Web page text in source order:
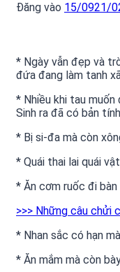
Đăng vào 15/0921/
* Ngày vẫn đẹp và
đứa đang làm tanh
* Nhiều khi tau
Sinh ra đã có bản
* Bị si-đa mà còn
* Quái thai lai quái
* Ăn cơm ruốc đi
>>> Những câu chửi
* Nhan sắc có hạn
* Ăn mắm mà còn